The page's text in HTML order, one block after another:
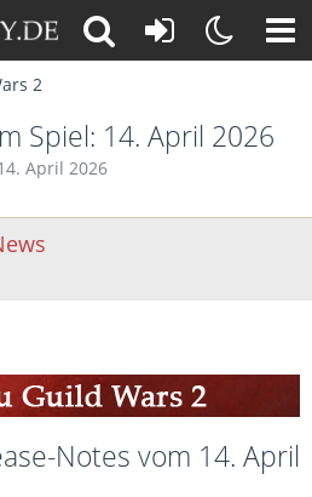
2
Spiel: 14. April 2026
April 2026
Notes vom 14. April